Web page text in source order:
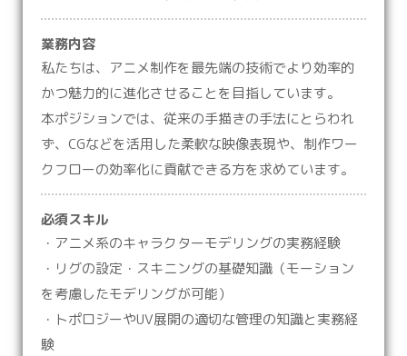
業務内容
私たちは、アニメ制作を最先端の技術でより効率的
かつ魅力的に進化させることを目指しています。
本ポジションでは、従来の手描きの手法にとらわれ
ず、CGなどを活用した柔軟な映像表現や、制作ワー
クフローの効率化に貢献できる方を求めています。
必須スキル
・アニメ系のキャラクターモデリングの実務経験
・リグの設定・スキニングの基礎知識（モーション
を考慮したモデリングが可能）
・トポロジーやUV展開の適切な管理の知識と実務経
験